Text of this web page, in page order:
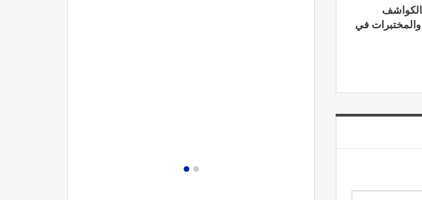
الكواشف
والمختبرات في
طبيـة بمعايير